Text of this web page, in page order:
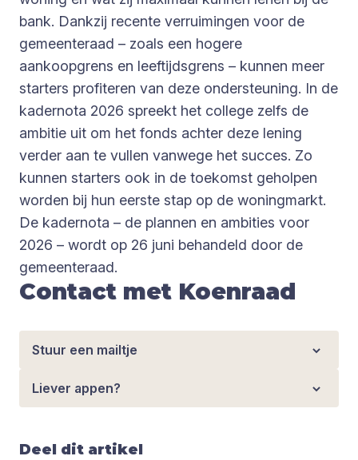
bank. Dankzij recente verruimingen voor de
gemeenteraad – zoals een hogere
aankoopgrens en leeftijdsgrens – kunnen meer
starters profiteren van deze ondersteuning. In de
kadernota 2026 spreekt het college zelfs de
ambitie uit om het fonds achter deze lening
verder aan te vullen vanwege het succes. Zo
kunnen starters ook in de toekomst geholpen
worden bij hun eerste stap op de woningmarkt.
De kadernota – de plannen en ambities voor
2026 – wordt op 26 juni behandeld door de
gemeenteraad.
Contact met Koenraad
Stuur een mailtje
Liever appen?
Deel dit artikel